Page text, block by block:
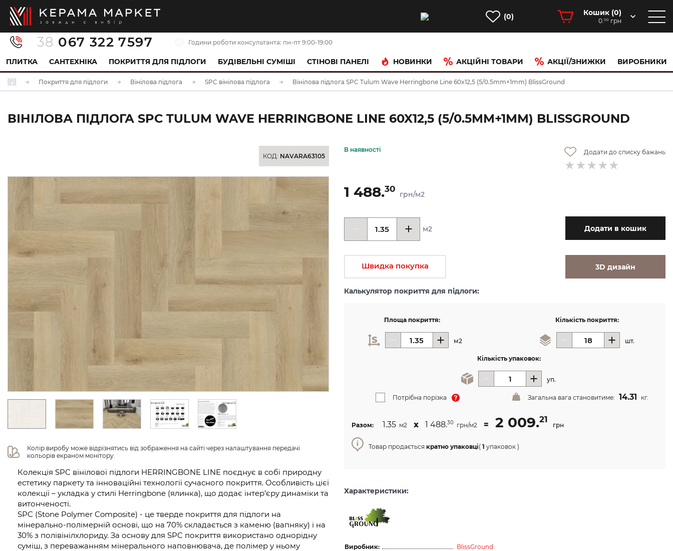
(0) Кошик (0)
0.00 грн
38 067 322 7597 Години роботи консультанта: пн-пт 9:00-19:00
ПЛИТКА САНТЕХНІКА ПОКРИТТЯ ДЛЯ ПІДЛОГИ БУДІВЕЛЬНІ СУМІШІ CТІНОВІ ПАНЕЛІ НОВИНКИ АКЦІЙНІ ТОВАРИ АКЦІЇ/ЗНИЖКИ ВИРОБНИКИ
Покриття для підлоги Вінілова підлога SPC вінілова підлога Вінілова підлога SPC Tulum Wave Herringbone Line 60x12,5 (5/0.5mm+1mm) BlissGround
ВІНІЛОВА ПІДЛОГА SPC TULUM WAVE HERRINGBONE LINE 60X12,5 (5/0.5MM+1MM) BLISSGROUND
КОД: NAVARA63105
Колір виробу може відрізнятись від зображення на сайті через налаштування передачі
кольорів екраном монітору.
Колекція SPC вінілової підлоги HERRINGBONE LINE поєднує в собі природну
естетику паркету та інноваційні технології сучасного покриття. Особливість цієї
колекції – укладка у стилі Herringbone (ялинка), що додає інтер’єру динаміки та
витонченості.
SPC (Stone Polymer Composite) - це тверде покриття для підлоги на
мінерально-полімерній основі, що на 70% складається з каменю (вапняку) і на
30% з полівінілхлориду. За основу для SPC покриття використано однорідну
суміш, з переважанням мінерального наповнювача, де полімер у ньому
В наявності Додати до списку бажань
1 488.30
грн/м2
м2 Додати в кошик
Швидка покупка 3D дизайн
Калькулятор покриття для підлоги:
Площа покриття:
м2
Кількість покриття:
шт.
Кількість упаковок:
уп.
Потрібна порізка Загальна вага становитиме: 14.31 кг.
Разом: 1.35 м2 х 1 488.30 грн/м2 = 2 009.21
грн
Товар продається кратно упаковці( 1 упаковок )
Характеристики:
Виробник:
BlissGround